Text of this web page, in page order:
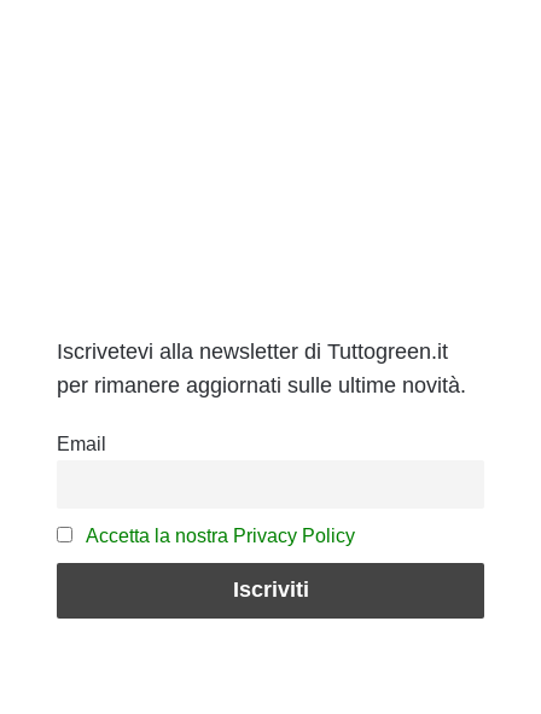
Iscrivetevi alla newsletter di Tuttogreen.it
per rimanere aggiornati sulle ultime novità.
Email
Accetta la nostra Privacy Policy